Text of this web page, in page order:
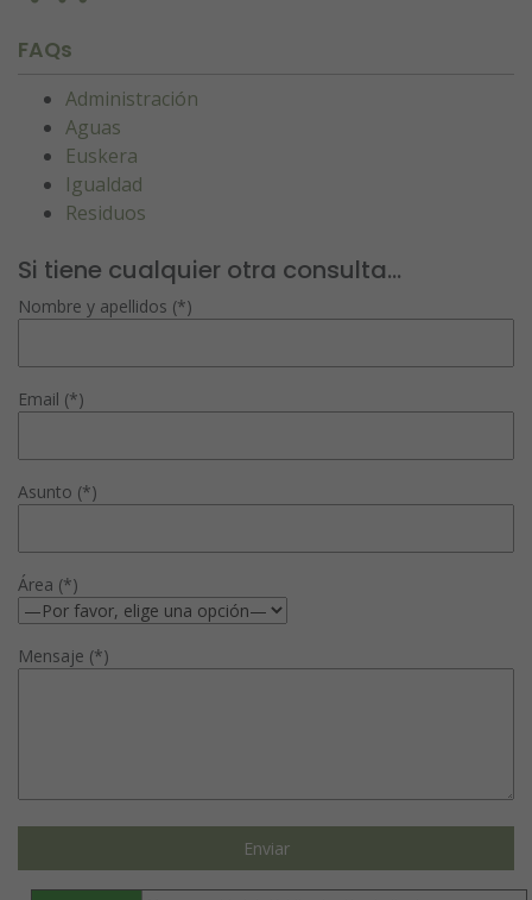
FAQs
Administración
Aguas
Euskera
Igualdad
Residuos
Si tiene cualquier otra consulta...
Nombre y apellidos (*)
Email (*)
Asunto (*)
Área (*)
Mensaje (*)